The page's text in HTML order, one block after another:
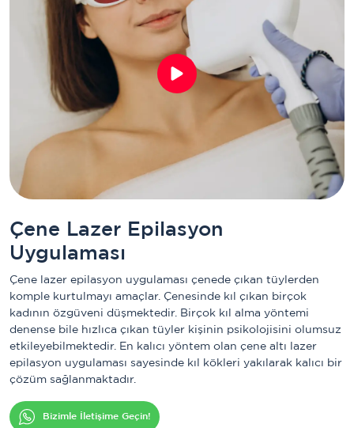
Çene Lazer Epilasyon
Uygulaması
Çene lazer epilasyon uygulaması çenede çıkan tüylerden
komple kurtulmayı amaçlar. Çenesinde kıl çıkan birçok
kadının özgüveni düşmektedir. Birçok kıl alma yöntemi
denense bile hızlıca çıkan tüyler kişinin psikolojisini olumsuz
etkileyebilmektedir. En kalıcı yöntem olan çene altı lazer
epilasyon uygulaması sayesinde kıl kökleri yakılarak kalıcı bir
çözüm sağlanmaktadır.
Bizimle İletişime Geçin!